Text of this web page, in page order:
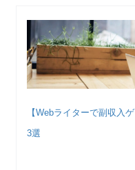
【Webライターで副収入
3選